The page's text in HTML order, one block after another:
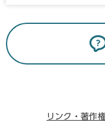
リンク・著作